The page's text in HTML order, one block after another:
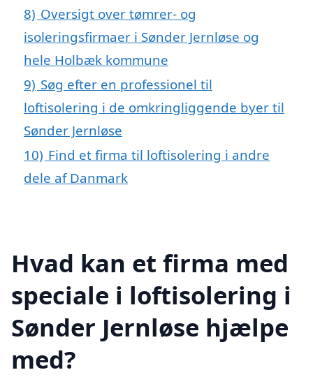
8) Oversigt over tømrer- og
isoleringsfirmaer i Sønder Jernløse og
hele Holbæk kommune
9) Søg efter en professionel til
loftisolering i de omkringliggende byer til
Sønder Jernløse
10) Find et firma til loftisolering i andre
dele af Danmark
Hvad kan et firma med
speciale i loftisolering i
Sønder Jernløse hjælpe
med?